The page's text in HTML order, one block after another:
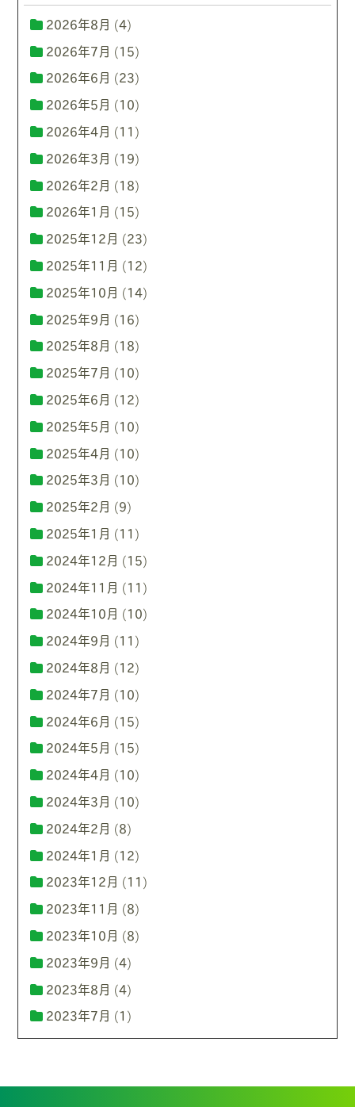
2026年8月 (4)
2026年7月 (15)
2026年6月 (23)
2026年5月 (10)
2026年4月 (11)
2026年3月 (19)
2026年2月 (18)
2026年1月 (15)
2025年12月 (23)
2025年11月 (12)
2025年10月 (14)
2025年9月 (16)
2025年8月 (18)
2025年7月 (10)
2025年6月 (12)
2025年5月 (10)
2025年4月 (10)
2025年3月 (10)
2025年2月 (9)
2025年1月 (11)
2024年12月 (15)
2024年11月 (11)
2024年10月 (10)
2024年9月 (11)
2024年8月 (12)
2024年7月 (10)
2024年6月 (15)
2024年5月 (15)
2024年4月 (10)
2024年3月 (10)
2024年2月 (8)
2024年1月 (12)
2023年12月 (11)
2023年11月 (8)
2023年10月 (8)
2023年9月 (4)
2023年8月 (4)
2023年7月 (1)